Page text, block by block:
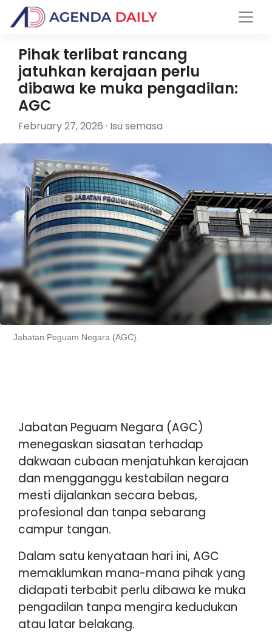
Pihak terlibat rancang
jatuhkan kerajaan perlu
dibawa ke muka pengadilan:
AGC
February 27, 2026 · Isu semasa
Jabatan Peguam Negara (AGC).
Jabatan Peguam Negara (AGC)
menegaskan siasatan terhadap
dakwaan cubaan menjatuhkan kerajaan
dan mengganggu kestabilan negara
mesti dijalankan secara bebas,
profesional dan tanpa sebarang
campur tangan.
Dalam satu kenyataan hari ini, AGC
memaklumkan mana-mana pihak yang
didapati terbabit perlu dibawa ke muka
pengadilan tanpa mengira kedudukan
atau latar belakang.